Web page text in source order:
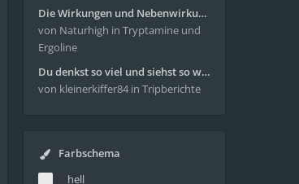
Die Wirkungen und Nebenwirkungen von LSD
von Naturhigh in Tryptamine und
Ergoline
Du denkst so viel und siehst so wenig - wunderbare Reise mit 4g Pilze
von kleinerkiffer84 in Tripberichte
Farbschema
hell